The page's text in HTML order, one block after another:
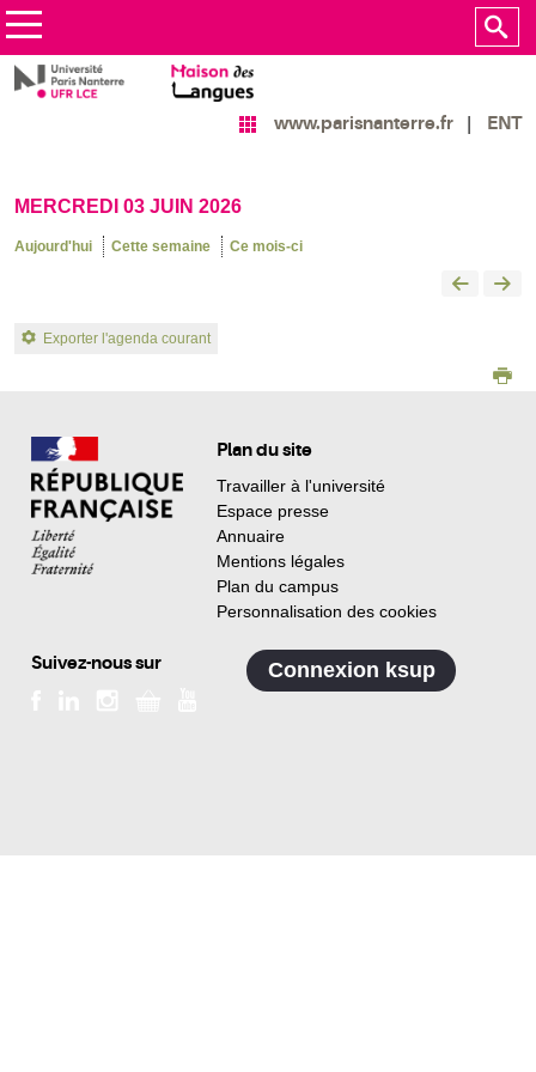
www.parisnanterre.fr ENT
MERCREDI 03 JUIN 2026
Aujourd'hui Cette semaine Ce mois-ci
Exporter l'agenda courant
Plan du site
Travailler à l'université
Espace presse
Annuaire
Mentions légales
Plan du campus
Personnalisation des cookies
Suivez-nous sur Connexion ksup